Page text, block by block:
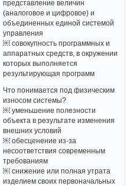
представление величин
(аналоговое и цифровое) и
объединенных единой системой
управления
￼ совокупность программных и
аппаратных средств, в окружении
которых выполняется
результирующая программ
Что понимается под физическим
износом системы?
￼ уменьшение полезности
объекта в результате изменения
внешних условий
￼ обесценение из-за
несоответствия современным
требованиям
￼ снижение или полная утрата
изделием своих первоначальных